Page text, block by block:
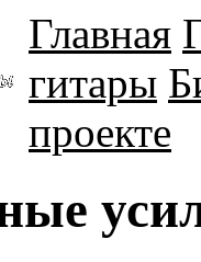
Главная
гитары
проекте